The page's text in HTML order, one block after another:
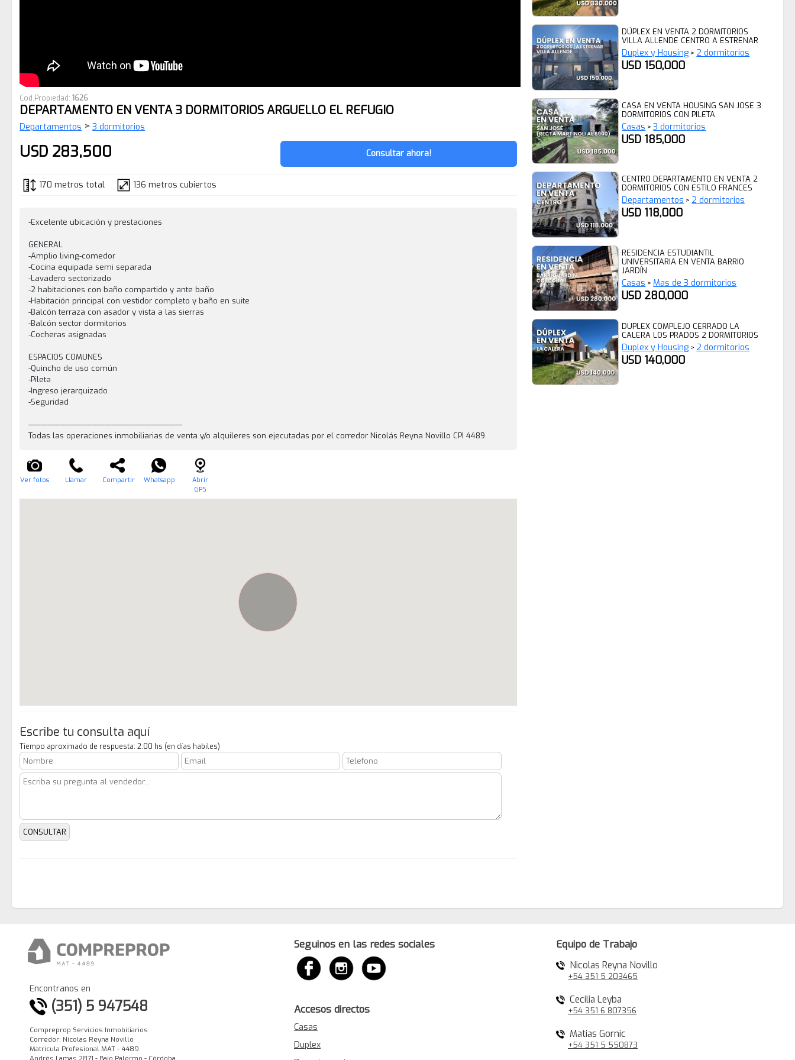
Cod.Propiedad:1626
DEPARTAMENTO EN VENTA 3 DORMITORIOS ARGUELLO EL REFUGIO
Departamentos >3 dormitorios
USD 283,500 Consultar ahora!
170 metros total 136 metros cubiertos
-Excelente ubicación y prestaciones
GENERAL
-Amplio living-comedor
-Cocina equipada semi separada
-Lavadero sectorizado
-2 habitaciones con baño compartido y ante baño
-Habitación principal con vestidor completo y baño en suite
-Balcón terraza con asador y vista a las sierras
-Balcón sector dormitorios
-Cocheras asignadas
ESPACIOS COMUNES
-Quincho de uso común
-Pileta
-Ingreso jerarquizado
-Seguridad
-----------------------------------------------------------------
Todas las operaciones inmobiliarias de venta y/o alquileres son ejecutadas por el corredor Nicolás Reyna Novillo CPI 4489.
Ver fotos Llamar Compartir Whatsapp
Abrir
GPS
Escribe tu consulta aquí
Tiempo aproximado de respuesta: 2:00 hs (en días habiles)
DÚPLEX EN VENTA 2 DORMITORIOS
VILLA ALLENDE CENTRO A ESTRENAR
Duplex y Housing > 2 dormitorios
USD 150,000
CASA EN VENTA HOUSING SAN JOSE 3
DORMITORIOS CON PILETA
Casas >3 dormitorios
USD 185,000
CENTRO DEPARTAMENTO EN VENTA 2
DORMITORIOS CON ESTILO FRANCES
Departamentos > 2 dormitorios
USD 118,000
RESIDENCIA ESTUDIANTIL
UNIVERSITARIA EN VENTA BARRIO
JARDÍN
Casas >Mas de 3 dormitorios
USD 280,000
DUPLEX COMPLEJO CERRADO LA
CALERA LOS PRADOS 2 DORMITORIOS
Duplex y Housing > 2 dormitorios
USD 140,000
Equipo de Trabajo
Nicolas Reyna Novillo
+54 351 5 203465
Cecilia Leyba
+54 351 6 807356
Matias Gornic
+54 351 5 550873
Seguinos en las redes sociales
Accesos directos
Casas
Duplex
Encontranos en
(351) 5 947548
Compreprop Servicios Inmobiliarios
Corredor: Nicolas Reyna Novillo
Matrícula Profesional MAT - 4489